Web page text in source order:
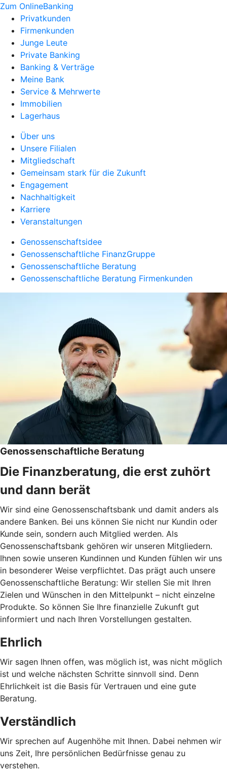
Zum OnlineBanking
Privatkunden
Firmenkunden
Junge Leute
Private Banking
Banking & Verträge
Meine Bank
Service & Mehrwerte
Immobilien
Lagerhaus
Über uns
Unsere Filialen
Mitgliedschaft
Gemeinsam stark für die Zukunft
Engagement
Nachhaltigkeit
Karriere
Veranstaltungen
Genossenschaftsidee
Genossenschaftliche FinanzGruppe
Genossenschaftliche Beratung
Genossenschaftliche Beratung Firmenkunden
Genossenschaftliche Beratung
Die Finanzberatung, die erst zuhört
und dann berät
Wir sind eine Genossenschaftsbank und damit anders als
andere Banken. Bei uns können Sie nicht nur Kundin oder
Kunde sein, sondern auch Mitglied werden. Als
Genossenschaftsbank gehören wir unseren Mitgliedern.
Ihnen sowie unseren Kundinnen und Kunden fühlen wir uns
in besonderer Weise verpflichtet. Das prägt auch unsere
Genossenschaftliche Beratung: Wir stellen Sie mit Ihren
Zielen und Wünschen in den Mittelpunkt – nicht einzelne
Produkte. So können Sie Ihre finanzielle Zukunft gut
informiert und nach Ihren Vorstellungen gestalten.
Ehrlich
Wir sagen Ihnen offen, was möglich ist, was nicht möglich
ist und welche nächsten Schritte sinnvoll sind. Denn
Ehrlichkeit ist die Basis für Vertrauen und eine gute
Beratung.
Verständlich
Wir sprechen auf Augenhöhe mit Ihnen. Dabei nehmen wir
uns Zeit, Ihre persönlichen Bedürfnisse genau zu
verstehen.